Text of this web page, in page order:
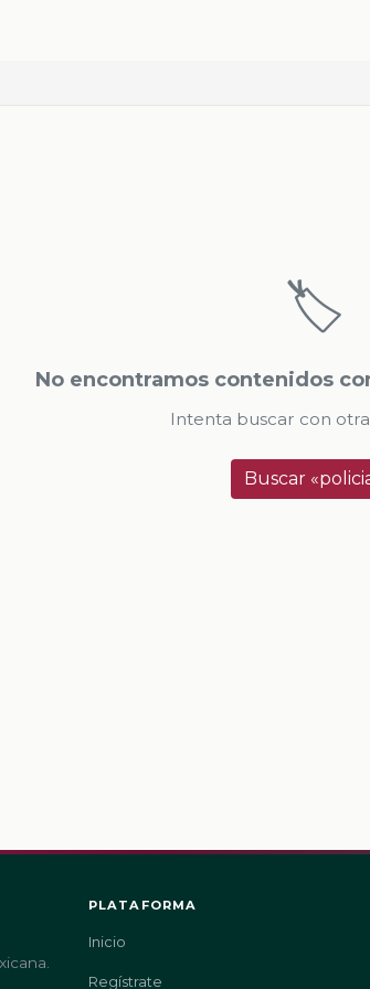
🏷️
No encontramos contenidos
Intenta buscar con
Buscar
PLATAFORMA
Inicio
Regístrate